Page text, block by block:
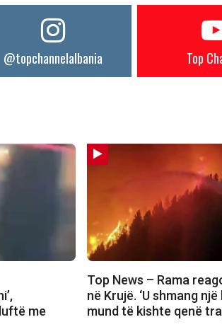
@topchannelalbania Top
me
Top News – Rama
në Krujë. ‘U shmang
mund të kishte qenë